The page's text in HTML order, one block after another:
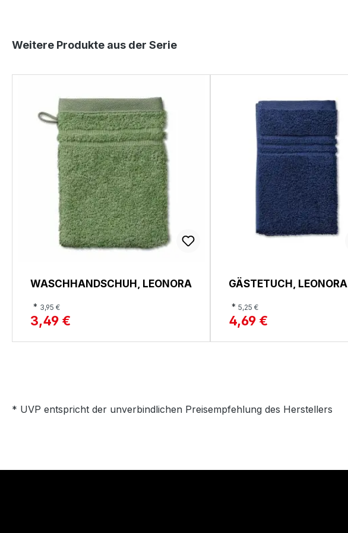
Produktgalerie überspringen
Weitere Produkte aus der Serie
WASCHHANDSCHUH, LEONORA
* 3,95 €
3,49 €
GÄSTETUCH, LEONORA
* 5,25 €
4,69 €
* UVP entspricht der unverbindlichen Preisempfehlung des Herstellers